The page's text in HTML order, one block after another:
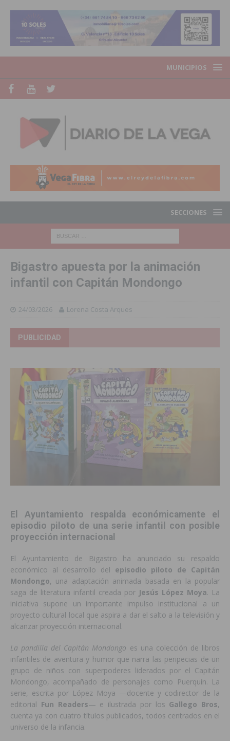
MUNICIPIOS
SECCIONES
Bigastro apuesta por la animación
infantil con Capitán Mondongo
24/03/2026 Lorena Costa Arques
PUBLICIDAD
El Ayuntamiento respalda económicamente el
episodio piloto de una serie infantil con posible
proyección internacional
El Ayuntamiento de Bigastro ha anunciado su respaldo
económico al desarrollo del episodio piloto de Capitán
Mondongo, una adaptación animada basada en la popular
saga de literatura infantil creada por Jesús López Moya. La
iniciativa supone un importante impulso institucional a un
proyecto cultural local que aspira a dar el salto a la televisión y
alcanzar proyección internacional.
La pandilla del Capitán Mondongo es una colección de libros
infantiles de aventura y humor que narra las peripecias de un
grupo de niños con superpoderes liderados por el Capitán
Mondongo, acompañado de personajes como Puerquín. La
serie, escrita por López Moya —docente y codirector de la
editorial Fun Readers— e ilustrada por los Gallego Bros,
cuenta ya con cuatro títulos publicados, todos centrados en el
universo de la infancia.